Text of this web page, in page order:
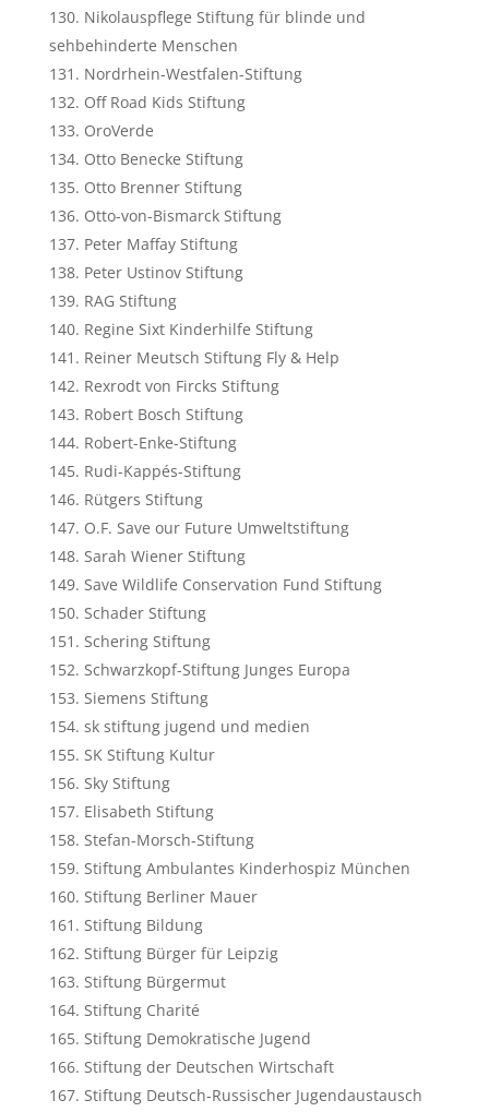
Nikolauspflege Stiftung für blinde und
sehbehinderte Menschen
Nordrhein-Westfalen-Stiftung
Off Road Kids Stiftung
OroVerde
Otto Benecke Stiftung
Otto Brenner Stiftung
Otto-von-Bismarck Stiftung
Peter Maffay Stiftung
Peter Ustinov Stiftung
RAG Stiftung
Regine Sixt Kinderhilfe Stiftung
Reiner Meutsch Stiftung Fly & Help
Rexrodt von Fircks Stiftung
Robert Bosch Stiftung
Robert-Enke-Stiftung
Rudi-Kappés-Stiftung
Rütgers Stiftung
O.F. Save our Future Umweltstiftung
Sarah Wiener Stiftung
Save Wildlife Conservation Fund Stiftung
Schader Stiftung
Schering Stiftung
Schwarzkopf-Stiftung Junges Europa
Siemens Stiftung
sk stiftung jugend und medien
SK Stiftung Kultur
Sky Stiftung
Elisabeth Stiftung
Stefan-Morsch-Stiftung
Stiftung Ambulantes Kinderhospiz München
Stiftung Berliner Mauer
Stiftung Bildung
Stiftung Bürger für Leipzig
Stiftung Bürgermut
Stiftung Charité
Stiftung Demokratische Jugend
Stiftung der Deutschen Wirtschaft
Stiftung Deutsch-Russischer Jugendaustausch